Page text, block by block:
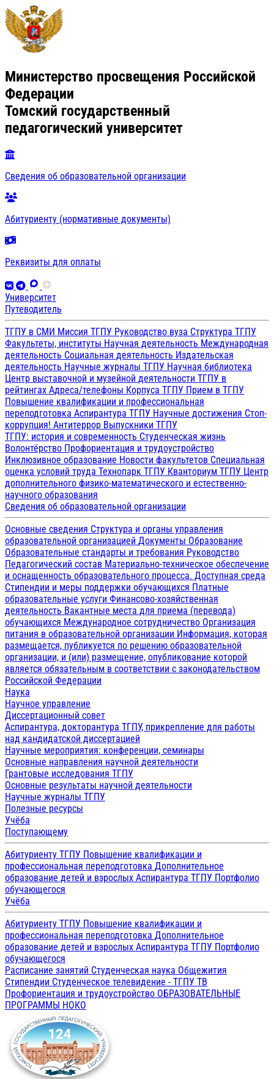
Министерство просвещения Российской
Федерации
Томский государственный
педагогический университет
Сведения об образовательной организации
Абитуриенту (нормативные документы)
Реквизиты для оплаты
Университет
Путеводитель
ТГПУ в СМИ Миссия ТГПУ Руководство вуза Структура ТГПУ
Факультеты, институты Научная деятельность Международная
деятельность Социальная деятельность Издательская
деятельность Научные журналы ТГПУ Научная библиотека
Центр выставочной и музейной деятельности ТГПУ в
рейтингах Адреса/телефоны Корпуса ТГПУ Прием в ТГПУ
Повышение квалификации и профессиональная
переподготовка Аспирантура ТГПУ Научные достижения Стоп-
коррупция! Антитеррор Выпускники ТГПУ
ТГПУ: история и современность Студенческая жизнь
Волонтёрство Профориентация и трудоустройство
Инклюзивное образование Новости факультетов Специальная
оценка условий труда Технопарк ТГПУ Кванториум ТГПУ Центр
дополнительного физико-математического и естественно-
научного образования
Сведения об образовательной организации
Основные сведения Структура и органы управления
образовательной организацией Документы Образование
Образовательные стандарты и требования Руководство
Педагогический состав Материально-техническое обеспечение
и оснащенность образовательного процесса. Доступная среда
Стипендии и меры поддержки обучающихся Платные
образовательные услуги Финансово-хозяйственная
деятельность Вакантные места для приема (перевода)
обучающихся Международное сотрудничество Организация
питания в образовательной организации Информация, которая
размещается, публикуется по решению образовательной
организации, и (или) размещение, опубликование которой
является обязательным в соответствии с законодательством
Российской Федерации
Наука
Научное управление
Диссертационный совет
Аспирантура, докторантура ТГПУ, прикрепление для работы
над кандидатской диссертацией
Научные мероприятия: конференции, семинары
Основные направления научной деятельности
Грантовые исследования ТГПУ
Основные результаты научной деятельности
Научные журналы ТГПУ
Полезные ресурсы
Учёба
Поступающему
Абитуриенту ТГПУ Повышение квалификации и
профессиональная переподготовка Дополнительное
образование детей и взрослых Аспирантура ТГПУ Портфолио
обучающегося
Учёба
Абитуриенту ТГПУ Повышение квалификации и
профессиональная переподготовка Дополнительное
образование детей и взрослых Аспирантура ТГПУ Портфолио
обучающегося
Расписание занятий Студенческая наука Общежития
Стипендии Студенческое телевидение - ТГПУ ТВ
Профориентация и трудоустройство ОБРАЗОВАТЕЛЬНЫЕ
ПРОГРАММЫ НОКО